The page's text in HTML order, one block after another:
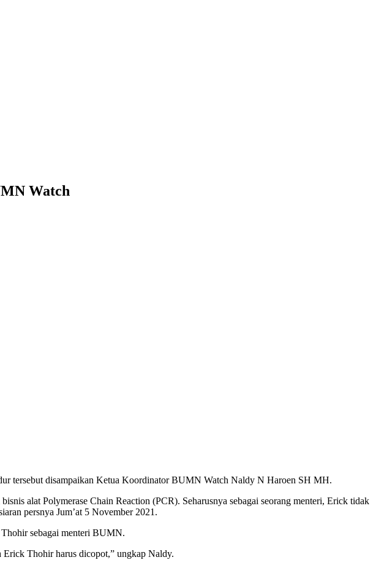
Watch
tersebut disampaikan Ketua Koordinator BUMN Watch Naldy N Haroen SH MH.
alat Polymerase Chain Reaction (PCR). Seharusnya sebagai seorang menteri, Erick tidak
persnya Jum’at 5 November 2021.
sebagai menteri BUMN.
Erick Thohir harus dicopot,” ungkap Naldy.